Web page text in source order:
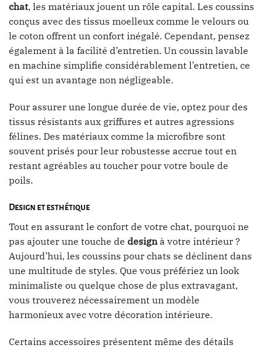
chat, les matériaux jouent un rôle capital. Les coussins
conçus avec des tissus moelleux comme le velours ou
le coton offrent un confort inégalé. Cependant, pensez
également à la facilité d’entretien. Un coussin lavable
en machine simplifie considérablement l’entretien, ce
qui est un avantage non négligeable.
Pour assurer une longue durée de vie, optez pour des
tissus résistants aux griffures et autres agressions
félines. Des matériaux comme la microfibre sont
souvent prisés pour leur robustesse accrue tout en
restant agréables au toucher pour votre boule de
poils.
Design et esthétique
Tout en assurant le confort de votre chat, pourquoi ne
pas ajouter une touche de designà votre intérieur ?
Aujourd’hui, les coussins pour chats se déclinent dans
une multitude de styles. Que vous préfériez un look
minimaliste ou quelque chose de plus extravagant,
vous trouverez nécessairement un modèle
harmonieux avec votre décoration intérieure.
Certains accessoires présentent même des détails